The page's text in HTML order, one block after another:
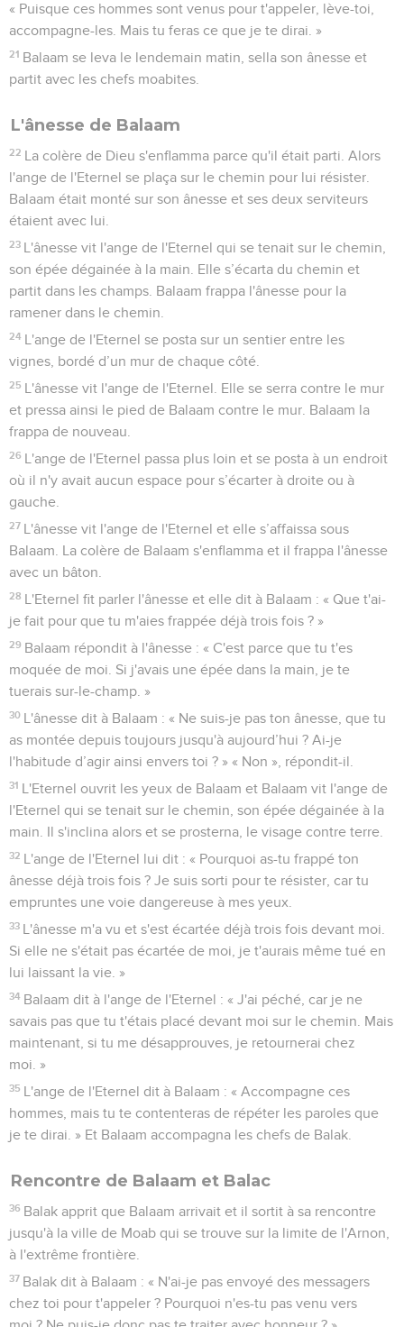
« Puisque ces hommes sont venus pour t'appeler, lève-toi,
accompagne-les. Mais tu feras ce que je te dirai. »
21 Balaam se leva le lendemain matin, sella son ânesse et
partit avec les chefs moabites.
L'ânesse de Balaam
22 La colère de Dieu s'enflamma parce qu'il était parti. Alors
l'ange de l'Eternel se plaça sur le chemin pour lui résister.
Balaam était monté sur son ânesse et ses deux serviteurs
étaient avec lui.
23 L'ânesse vit l'ange de l'Eternel qui se tenait sur le chemin,
son épée dégainée à la main. Elle s’écarta du chemin et
partit dans les champs. Balaam frappa l'ânesse pour la
ramener dans le chemin.
24 L'ange de l'Eternel se posta sur un sentier entre les
vignes, bordé d’un mur de chaque côté.
25 L'ânesse vit l'ange de l'Eternel. Elle se serra contre le mur
et pressa ainsi le pied de Balaam contre le mur. Balaam la
frappa de nouveau.
26 L'ange de l'Eternel passa plus loin et se posta à un endroit
où il n'y avait aucun espace pour s’écarter à droite ou à
gauche.
27 L'ânesse vit l'ange de l'Eternel et elle s’affaissa sous
Balaam. La colère de Balaam s'enflamma et il frappa l'ânesse
avec un bâton.
28 L'Eternel fit parler l'ânesse et elle dit à Balaam : « Que t'ai-
je fait pour que tu m'aies frappée déjà trois fois ? »
29 Balaam répondit à l'ânesse : « C'est parce que tu t'es
moquée de moi. Si j'avais une épée dans la main, je te
tuerais sur-le-champ. »
30 L'ânesse dit à Balaam : « Ne suis-je pas ton ânesse, que tu
as montée depuis toujours jusqu'à aujourd’hui ? Ai-je
l'habitude d’agir ainsi envers toi ? » « Non », répondit-il.
31 L'Eternel ouvrit les yeux de Balaam et Balaam vit l'ange de
l'Eternel qui se tenait sur le chemin, son épée dégainée à la
main. Il s'inclina alors et se prosterna, le visage contre terre.
32 L'ange de l'Eternel lui dit : « Pourquoi as-tu frappé ton
ânesse déjà trois fois ? Je suis sorti pour te résister, car tu
empruntes une voie dangereuse à mes yeux.
33 L'ânesse m'a vu et s'est écartée déjà trois fois devant moi.
Si elle ne s'était pas écartée de moi, je t'aurais même tué en
lui laissant la vie. »
34 Balaam dit à l'ange de l'Eternel : « J'ai péché, car je ne
savais pas que tu t'étais placé devant moi sur le chemin. Mais
maintenant, si tu me désapprouves, je retournerai chez
moi. »
35 L'ange de l'Eternel dit à Balaam : « Accompagne ces
hommes, mais tu te contenteras de répéter les paroles que
je te dirai. » Et Balaam accompagna les chefs de Balak.
Rencontre de Balaam et Balac
36 Balak apprit que Balaam arrivait et il sortit à sa rencontre
jusqu'à la ville de Moab qui se trouve sur la limite de l'Arnon,
à l'extrême frontière.
37 Balak dit à Balaam : « N'ai-je pas envoyé des messagers
chez toi pour t'appeler ? Pourquoi n'es-tu pas venu vers